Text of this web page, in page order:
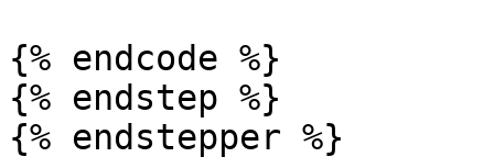
{% endcode %}
{% endstep %}
{% endstepper %}